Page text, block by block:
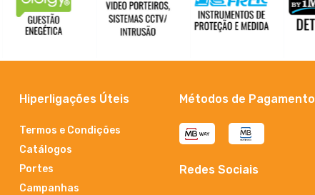
Hiperligações Úteis
Termos e Condições
Catálogos
Portes
Campanhas
Métodos de Pagamento
Redes Sociais